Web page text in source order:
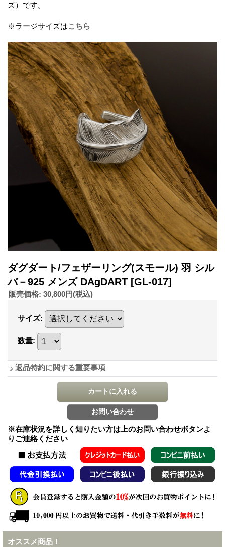
ズ）です。
※ラージサイズはこちら
ダグダート/フェザーリング(スモール) 羽 シル
バ－925 メンズ DAgDART [GL-017]
販売価格: 30,800円(税込)
サイズ:
数量:
返品特約に関する重要事項
※在庫状況を詳しく知りたい方は上のお問い合わせボタンよ
りご連絡ください
オススメ商品！